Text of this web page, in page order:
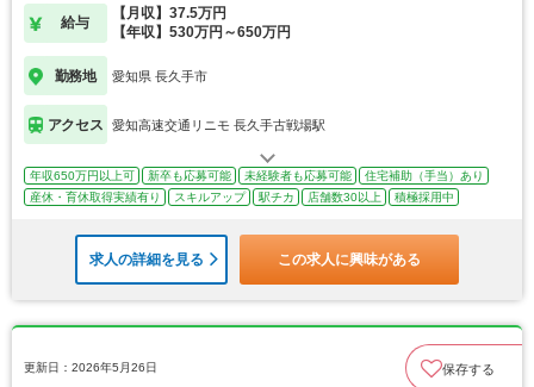
給与
【月収】37.5万円
【年収】530万円～650万円
勤務地 愛知県 長久手市
アクセス 愛知高速交通リニモ 長久手古戦場駅
年収650万円以上可 新卒も応募可能 未経験者も応募可能
住宅補助（手当）あり
産休・育休取得実績有り
スキルアップ 駅チカ 店舗数30以上 積極採用中
求人の詳細を見る この求人に興味がある
更新日：2026年5月26日 保存する